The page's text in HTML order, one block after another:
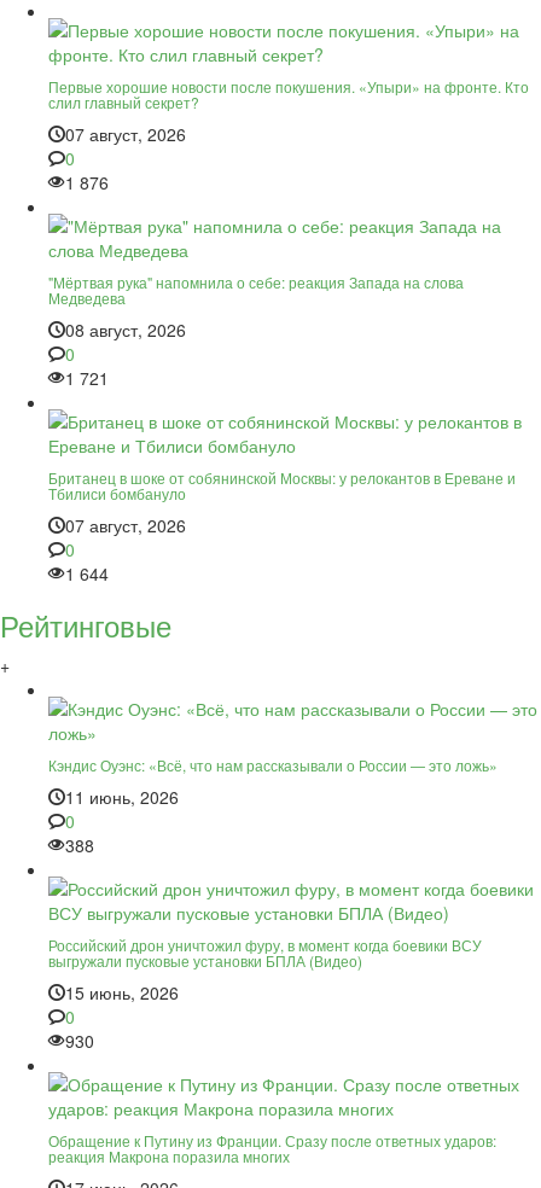
Первые хорошие новости после покушения. «Упыри» на фронте. Кто
слил главный секрет?
07 август, 2026
0
1 876
"Мёртвая рука" напомнила о себе: реакция Запада на слова
Медведева
08 август, 2026
0
1 721
Британец в шоке от собянинской Москвы: у релокантов в Ереване и
Тбилиси бомбануло
07 август, 2026
0
1 644
Рейтинговые
+
Кэндис Оуэнс: «Всё, что нам рассказывали о России — это ложь»
11 июнь, 2026
0
388
Российский дрон уничтожил фуру, в момент когда боевики ВСУ
выгружали пусковые установки БПЛА (Видео)
15 июнь, 2026
0
930
Обращение к Путину из Франции. Сразу после ответных ударов:
реакция Макрона поразила многих